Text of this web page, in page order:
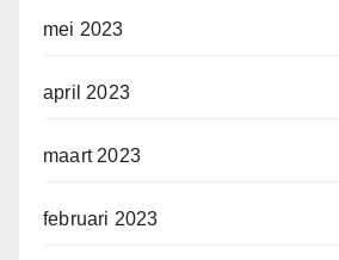
mei 2023
april 2023
maart 2023
februari 2023